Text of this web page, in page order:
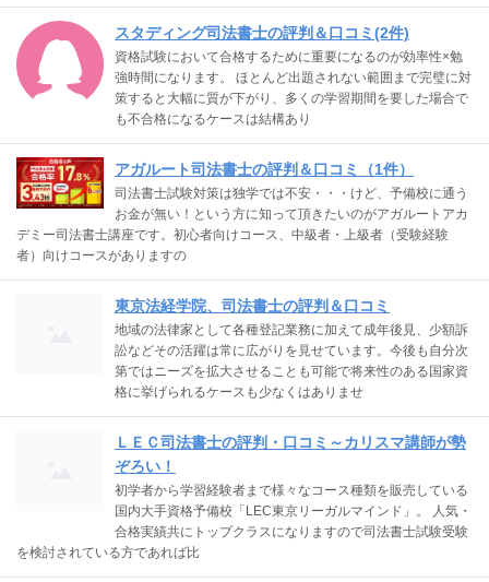
スタディング司法書士の評判＆口コミ(2件)
資格試験において合格するために重要になるのが効率性×勉
強時間になります。 ほとんど出題されない範囲まで完璧に対
策すると大幅に質が下がり、多くの学習期間を要した場合で
も不合格になるケースは結構あり
アガルート司法書士の評判＆口コミ（1件）
司法書士試験対策は独学では不安・・・けど、予備校に通う
お金が無い！という方に知って頂きたいのがアガルートアカ
デミー司法書士講座です。初心者向けコース、中級者・上級者（受験経験
者）向けコースがありますの
東京法経学院、司法書士の評判＆口コミ
地域の法律家として各種登記業務に加えて成年後見、少額訴
訟などその活躍は常に広がりを見せています。今後も自分次
第ではニーズを拡大させることも可能で将来性のある国家資
格に挙げられるケースも少なくはありませ
ＬＥＣ司法書士の評判・口コミ～カリスマ講師が勢
ぞろい！
初学者から学習経験者まで様々なコース種類を販売している
国内大手資格予備校「LEC東京リーガルマインド」。 人気・
合格実績共にトップクラスになりますので司法書士試験受験
を検討されている方であれば比